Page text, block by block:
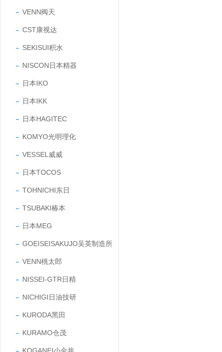
VENN阀天
CST康视达
SEKISUI积水
NISCON日本精器
日本IKO
日本IKK
日本HAGITEC
KOMYO光明理化
VESSEL威威
日本TOCOS
TOHNICHI东日
TSUBAKI椿本
日本MEG
GOEISEISAKUJO吴英制造所
VENN桃太郎
NISSEI-GTR日精
NICHIGI日油技研
KURODA黑田
KURAMO仓茂